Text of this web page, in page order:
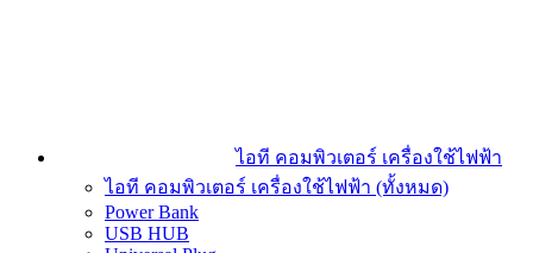
ไอที คอมพิวเตอร์ เครื่องใช้ไฟฟ้า
ไอที คอมพิวเตอร์ เครื่องใช้ไฟฟ้า (ทั้งหมด)
Power Bank
USB HUB